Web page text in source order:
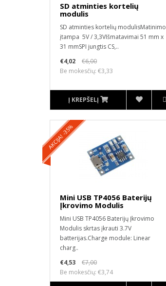
SD atminties kortelių
modulis
SD atminties kortelių modulisMatinimo
įtampa 5V / 3,3VIšmatavimai 51 mm x
31 mmSPI jungtis CS,..
€4,02
€6,00
Be mokesčių: €3,33
Į KREPŠELĮ
AKCIJA! -35%
Mini USB TP4056 Baterijų
Įkrovimo Modulis
Mini USB TP4056 Baterijų Įkrovimo
Modulis skrtas įkrauti 3.7V
batterijas.Charge module: Linear
charg..
€4,53
€7,00
Be mokesčių: €3,74